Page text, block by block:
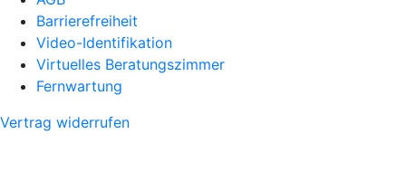
Barrierefreiheit
Video-Identifikation
Virtuelles Beratungszimmer
Fernwartung
Vertrag widerrufen